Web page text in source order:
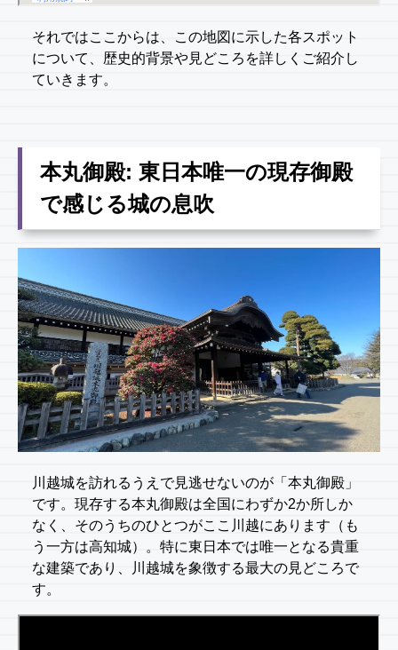
それではここからは、この地図に示した各スポット
について、歴史的背景や見どころを詳しくご紹介し
ていきます。
本丸御殿: 東日本唯一の現存御殿
で感じる城の息吹
川越城を訪れるうえで見逃せないのが「本丸御殿」
です。現存する本丸御殿は全国にわずか2か所しか
なく、そのうちのひとつがここ川越にあります（も
う一方は高知城）。特に東日本では唯一となる貴重
な建築であり、川越城を象徴する最大の見どころで
す。